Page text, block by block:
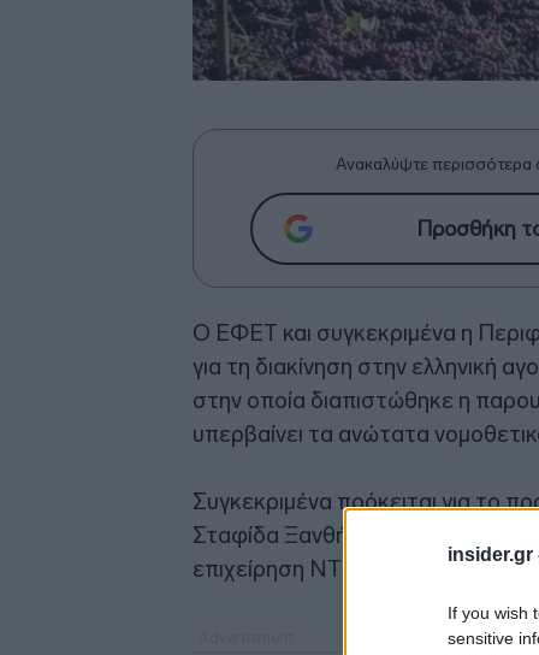
insider.gr
If you wish
sensitive
Ανακαλύψτε περισσότερα
Προσθήκη
Ο ΕΦΕΤ και συγκεκριμένα η
για τη διακίνηση στην ελληνική
στην οποία διαπιστώθηκε η
υπερβαίνει τα ανώτατα
Συγκεκριμένα πρόκειται για το
Σταφίδα Ξανθή» σε συσκευασία
επιχείρηση ΝΤΙΜΦΙΛ ΑΕ.